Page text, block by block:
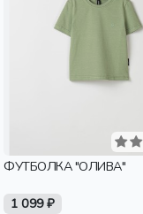
ФУТБОЛКА "ОЛИВА"
1 099 ₽